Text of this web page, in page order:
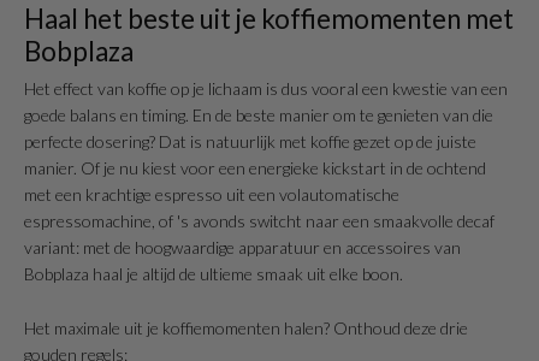
Haal het beste uit je koffiemomenten met
Bobplaza
Het effect van koffie op je lichaam is dus vooral een kwestie van een
goede balans en timing. En de beste manier om te genieten van die
perfecte dosering? Dat is natuurlijk met koffie gezet op de juiste
manier. Of je nu kiest voor een energieke kickstart in de ochtend
met een krachtige espresso uit een volautomatische
espressomachine, of 's avonds switcht naar een smaakvolle decaf
variant: met de hoogwaardige apparatuur en accessoires van
Bobplaza haal je altijd de ultieme smaak uit elke boon.
Het maximale uit je koffiemomenten halen? Onthoud deze drie
gouden regels: